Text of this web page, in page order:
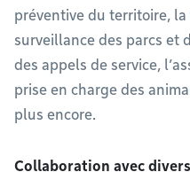
préventive du territoire,
surveillance des parcs et
des appels de service,
prise en charge des
plus encore.
Collaboration avec